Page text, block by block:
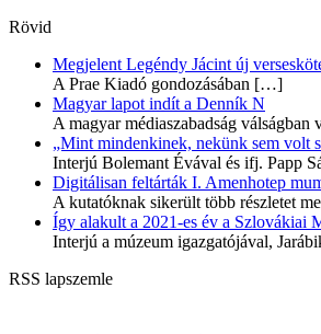
Rövid
Megjelent Legéndy Jácint új
A Prae Kiadó gondozásában […]
Magyar lapot indít a Denník N
A magyar médiaszabadság
„Mint mindenkinek, nekünk sem volt
Interjú Bolemant Évával és ifj. Papp
Digitálisan feltárták I. Amenhotep
A kutatóknak sikerült több részletet
Így alakult a 2021-es év a Szlovákiai
Interjú a múzeum igazgatójával,
RSS lapszemle